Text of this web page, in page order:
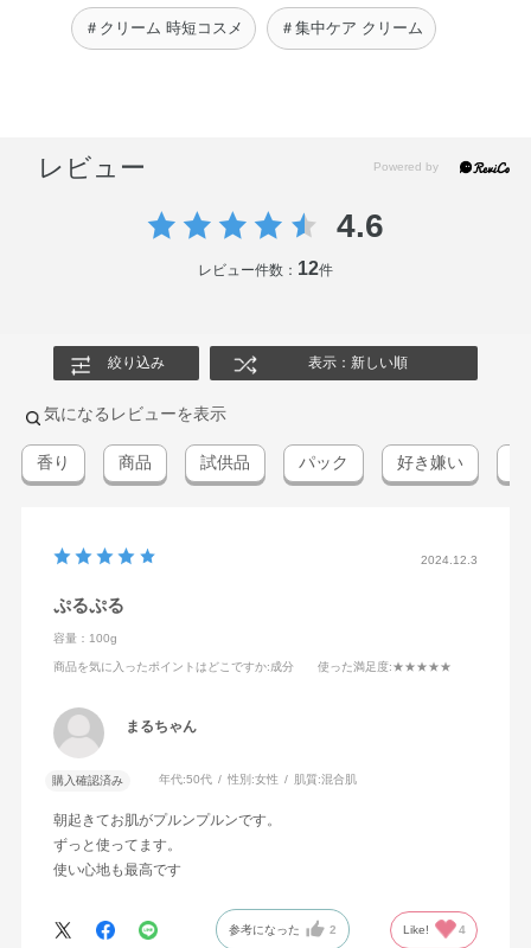
＃クリーム 時短コスメ ＃集中ケア クリーム
レビュー
4.6
レビュー件数： 12件
絞り込み 表示：新しい順
気になるレビューを表示
香り 商品 試供品 パック 好き嫌い
2024.12.3
ぷるぷる
容量：100g
商品を気に入ったポイントはどこですか:成分 使った満足度:★★★★★
まるちゃん
購入確認済み 年代:50代 性別:女性 肌質:混合肌
朝起きてお肌がプルンプルンです。
ずっと使ってます。
使い心地も最高です
参考になった 2 Like! 4